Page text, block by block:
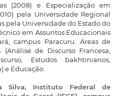
(2008) e Especialização em
pela Universidade Regional
pela Universidade do Estado do
em Assuntos Educacionais
campus Paracuru. Áreas de
de Discurso Francesa,
Estudos bakhtinianos,
e Educação.
Silva, Instituto Federal de